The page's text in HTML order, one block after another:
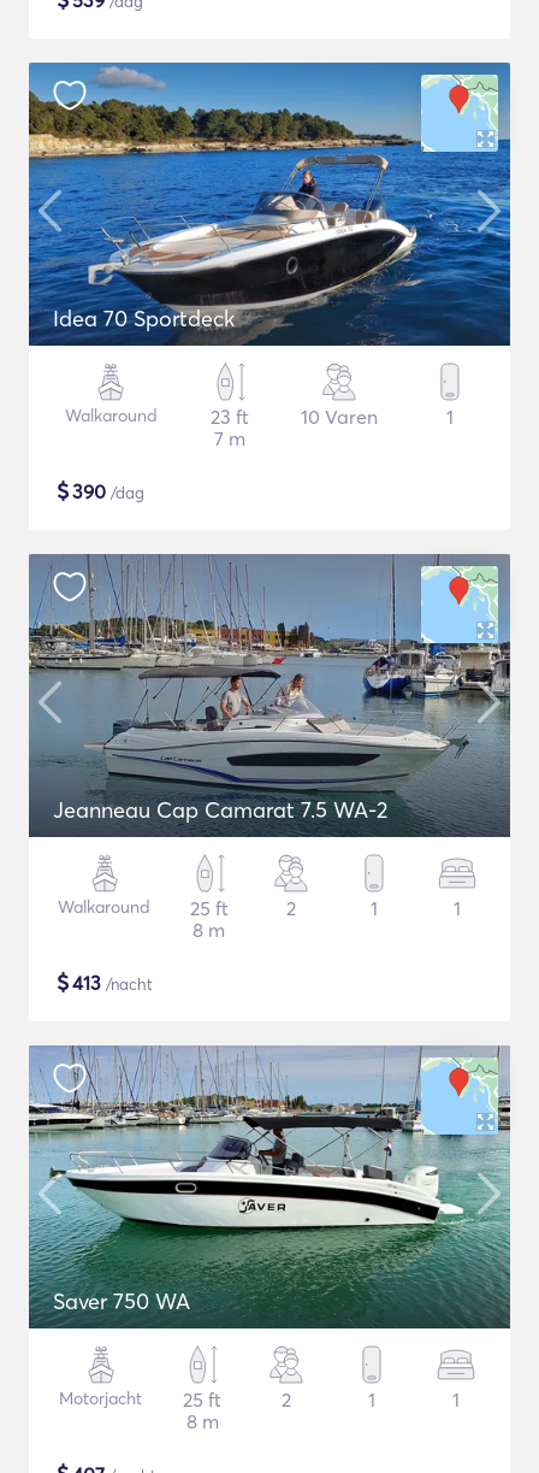
Idea 70 Sportdeck
Walkaround
23 ft
7 m
10 Varen 1
$390 /dag
Jeanneau Cap Camarat 7.5 WA-2
Walkaround
25 ft
8 m
2 1 1
$413 /nacht
Saver 750 WA
Motorjacht
25 ft
8 m
2 1 1